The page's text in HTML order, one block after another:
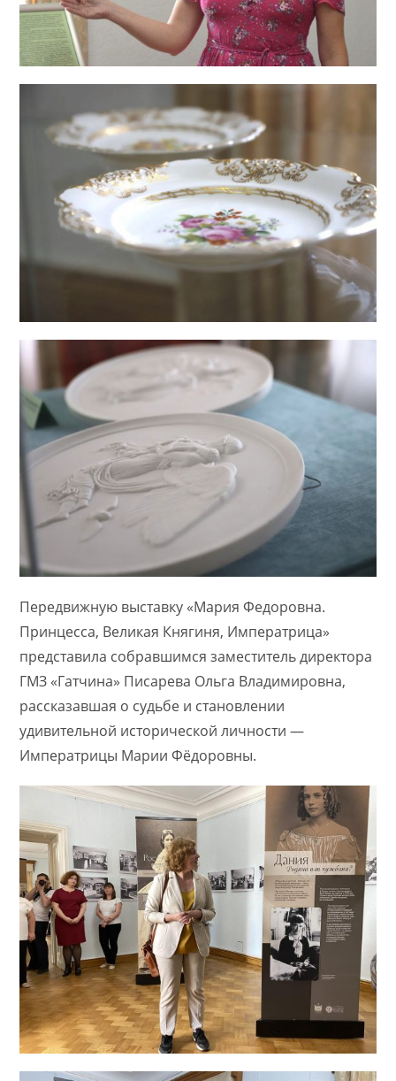
Передвижную выставку «Мария Федоровна.
Принцесса, Великая Княгиня, Императрица»
представила собравшимся заместитель директора
ГМЗ «Гатчина» Писарева Ольга Владимировна,
рассказавшая о судьбе и становлении
удивительной исторической личности —
Императрицы Марии Фёдоровны.